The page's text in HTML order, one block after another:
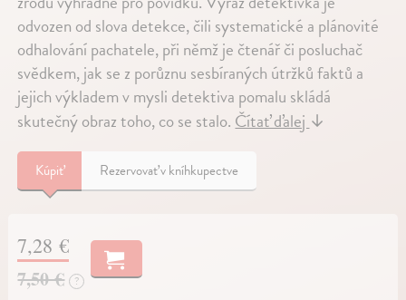
odvozen od slova detekce, čili systematické a plánovité
odhalování pachatele, při němž je čtenář či posluchač
svědkem, jak se z porůznu sesbíraných útržků faktů a
jejich výkladem v mysli detektiva pomalu skládá
skutečný obraz toho, co se stalo.Čítať ďalej↓
Kúpiť Rezervovať v kníhkupectve
7,28 €
7,50 € ?